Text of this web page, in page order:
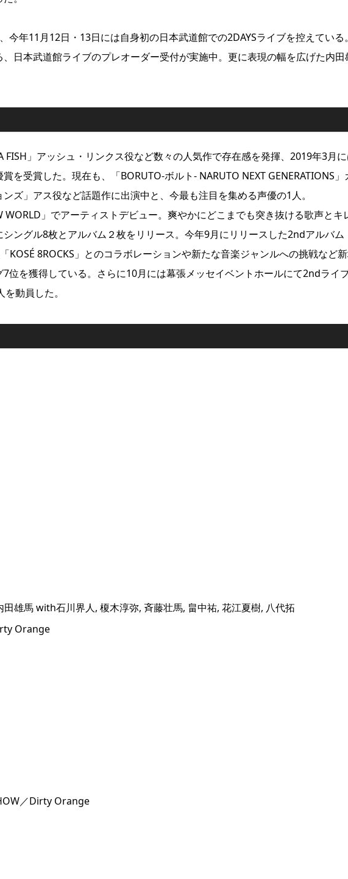
今年11月12日・13日には自身初の日本武道館での2DAYSライブを控えている
日本武道館ライブのプレオーダー受付が実施中。更に表現の幅を広げた内田
FISH」アッシュ・リンクス役など数々の人気作で存在感を発揮、2019年3月
を受賞した。現在も、「BORUTO-ボルト- NARUTO NEXT GENERATIONS」
ズ」アス役など話題作に出演中と、今最も注目を集める声優の1人。
」でアーティストデビュー。爽やかにどこまでも突き抜ける歌声とキ
ングル8枚とアルバム２枚をリリース。今年9月にリリースした2ndアルバム
KOSÉ 8ROCKS」とのコラボレーションや新たな音楽ジャンルへの挑戦など
位を獲得している。さらに10月には幕張メッセイベントホールにて2ndライ
動員した。
雄馬 with石川界人, 榎木淳弥, 斉藤壮馬, 畠中祐, 花江夏樹, 八代拓
Orange
／Dirty Orange